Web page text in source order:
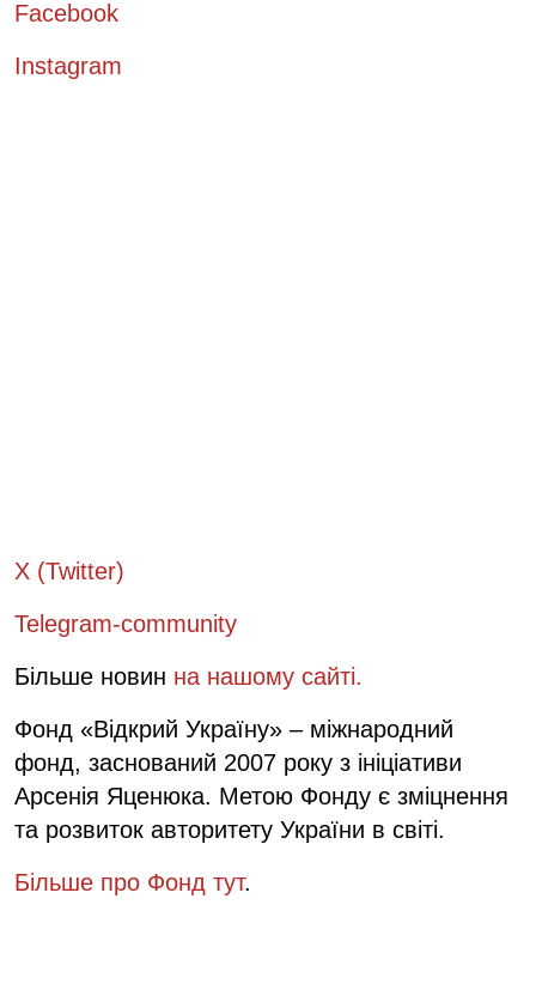
Facebook
Instagram
X (Twitter)
Telegram-community
Більше новин на нашому сайті.
Фонд «Відкрий Україну» – міжнародний
фонд, заснований 2007 року з ініціативи
Арсенія Яценюка. Метою Фонду є зміцнення
та розвиток авторитету України в світі.
Більше про Фонд тут.